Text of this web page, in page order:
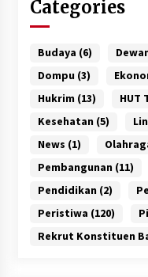
Categories
Budaya (6)
Dompu (3)
Hukrim (13) HUT
Kesehatan (5)
News (1)
Pembangunan (11)
Pendidikan (2)
Peristiwa (120)
Rekrut Konstituen